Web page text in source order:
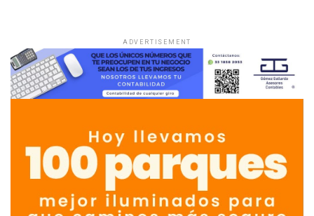
ADVERTISEMENT